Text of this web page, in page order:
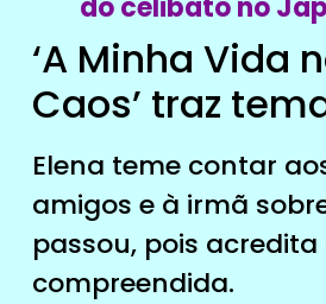
do celibato no
‘A Minha Vida
Caos’ traz
Elena teme contar
amigos e à irmã
passou, pois
compreendida.